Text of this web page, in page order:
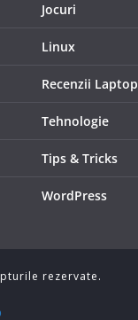
Jocuri
Linux
Recenzii Laptop
Tehnologie
Tips & Tricks
WordPress
rezervate.